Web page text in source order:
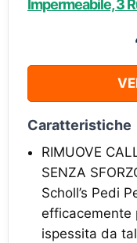
Impermeabile, 3
Caratteristiche
RIMUOVE
SENZA
Scholl’s Pedi
efficacemente
ispessita da